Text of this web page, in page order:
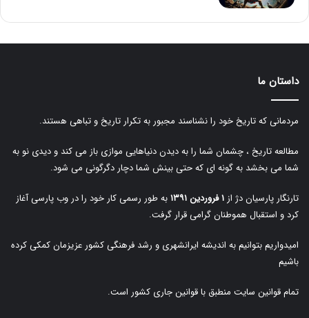
داستان ما
مردمانی که تاریخ خود را نشناسند مجبور به تکرار تاریخ و تباهی هستند.
مطالعه تاریخ ، چشمان شما را به دیدن دنیاهایی موازی باز می کند و دیدی نو به
شما می بخشد به گونه ای که حتی بینش شما دچار دگرگونی می شود.
تارنگار پارسیان دژ از ۱ فروردین ۱۳۹۱
به طور رسمی کار خود را در وب پارسی آغاز
کرد و استقبال هموطنان گرامی قرار گرفت.
امیدواریم بتوانیم به اندیشه ایرانشهری و رشد فرهنگی کشور عزیزمان کمکی کرده
باشیم
تمام قوانین سایت منطبق با قوانین جاری کشور است.